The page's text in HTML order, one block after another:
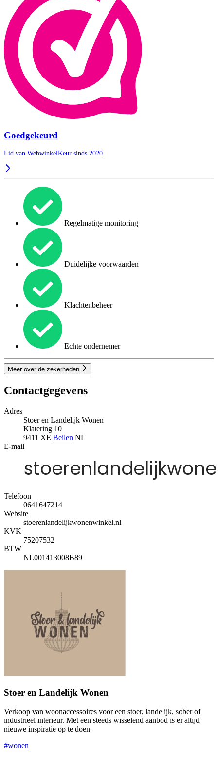
Goedgekeurd
Lid van WebwinkelKeur sinds 2020
Regelmatige monitoring
Duidelijke voorwaarden
Klachtenbeheer
Echte ondernemer
Meer over de zekerheden
Contactgegevens
Adres
Stoer en Landelijk Wonen
Klatering 10
9411 XE Beilen NL
E-mail
Telefoon
0641647214
Website
stoerenlandelijkwonenwinkel.nl
KVK
75207532
BTW
NL001413008B89
Stoer en Landelijk Wonen
Verkoop van woonaccessoires voor een stoer, landelijk, sober of
industrieel interieur. Met een steeds wisselend aanbod is er altijd
nieuwe inspiratie op te doen.
#wonen